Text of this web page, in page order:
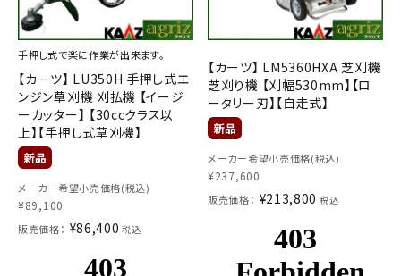
手押し式で楽に作業が出来ます。
【カーツ】 LU350H 手押し式エ
ンジン草刈機 刈払機 【イージ
ーカッター】 【30ccクラス以
上】【手押し式草刈機】
メーカー希望小売価格(税込)
¥89,100
販売価格： ¥86,400 税込
【カーツ】 LM5360HXA 芝刈機
芝刈り機 【刈幅530mm】【ロ
ータリー刃】【自走式】
メーカー希望小売価格(税込)
¥237,600
販売価格： ¥213,800 税込